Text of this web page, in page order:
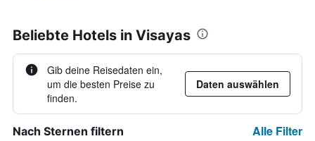
Beliebte Hotels in Visayas
Gib deine Reisedaten ein,
um die besten Preise zu
finden.
Daten auswählen
Nach Sternen filtern Alle Filter